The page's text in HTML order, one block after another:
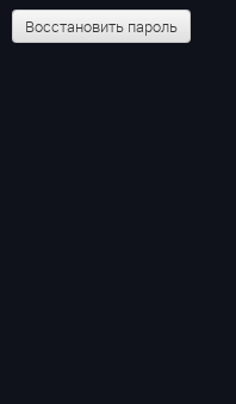
Восстановить пароль